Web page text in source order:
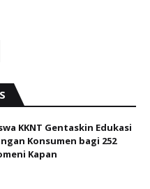
KKNT Gentaskin Edukasi
Konsumen bagi 252
Kapan